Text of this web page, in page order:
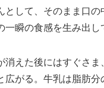
として、そのまま口
一瞬の食感を生み出し
消えた後にはすぐさ
広がる。牛乳は脂肪